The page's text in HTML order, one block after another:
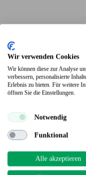
Terrassendielen
Wir verwenden Cookies
Wir können diese zur Analyse
verbessern, personalisierte
Erlebnis zu bieten. Für weitere
öffnen Sie die Einstellungen.
Notwendig
Funktional
Alle akzeptieren